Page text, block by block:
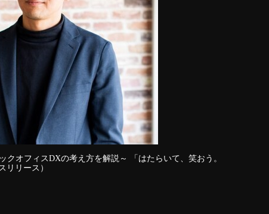
クオフィスDXの考え方を解説～ 「はたらいて、笑おう。
リリース）